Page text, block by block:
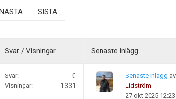
NÄSTA SISTA
Svar / Visningar Senaste inlägg
Svar: 0
Visningar: 1331
Senaste inlägg av
Lidström
27 okt 2025 12:23